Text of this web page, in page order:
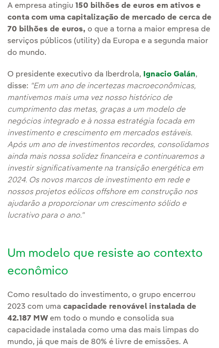
A empresa atingiu 150 bilhões de euros em ativos e
conta com uma capitalização de mercado de cerca de
70 bilhões de euros, o que a torna a maior empresa de
serviços públicos (utility) da Europa e a segunda maior
do mundo.
O presidente executivo da Iberdrola, Ignacio Galán,
disse: "Em um ano de incertezas macroeconômicas,
mantivemos mais uma vez nosso histórico de
cumprimento das metas, graças a um modelo de
negócios integrado e à nossa estratégia focada em
investimento e crescimento em mercados estáveis.
Após um ano de investimentos recordes, consolidamos
ainda mais nossa solidez financeira e continuaremos a
investir significativamente na transição energética em
2024. Os novos marcos de investimento em rede e
nossos projetos eólicos offshore em construção nos
ajudarão a proporcionar um crescimento sólido e
lucrativo para o ano."
Um modelo que resiste ao contexto
econômico
Como resultado do investimento, o grupo encerrou
2023 com uma capacidade renovável instalada de
42.187 MW em todo o mundo e consolida sua
capacidade instalada como uma das mais limpas do
mundo, já que mais de 80% é livre de emissões. A